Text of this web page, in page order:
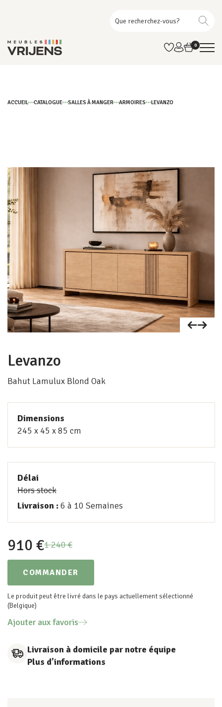
0
ACCUEIL CATALOGUE SALLES À MANGER ARMOIRES LEVANZO
Levanzo
Bahut Lamulux Blond Oak
Dimensions
245
45 85 cm
Délai
Hors stock
Livraison :6 à 10 Semaines
910 €1 240€
COMMANDER
Le produit peut être livré dans le pays actuellement sélectionné
(Belgique)
Ajouter aux favoris
Livraison à domicile par notre équipe
Plus d’informations